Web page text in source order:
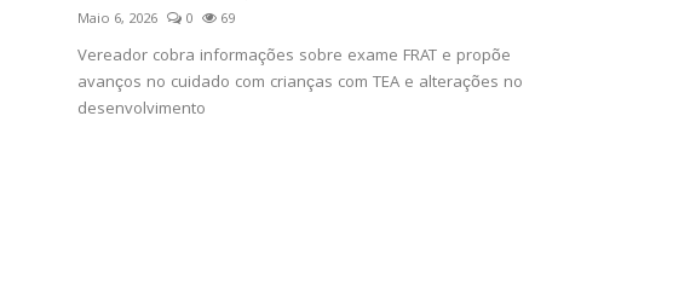
Maio 6, 2026 0 69
Vereador cobra informações sobre exame FRAT e propõe
avanços no cuidado com crianças com TEA e alterações no
desenvolvimento